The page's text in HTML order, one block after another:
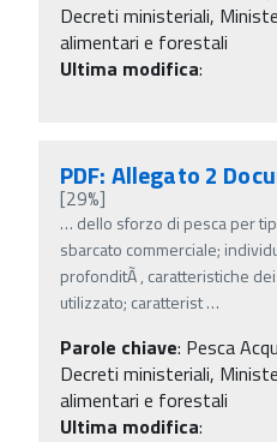
Decreti ministeriali,
alimentari e forestali
Ultima modifica:
PDF: Allegato 2
[29%]
… dello sforzo di pesca per
sbarcato commerciale;
profonditÃ , caratteristiche
utilizzato; caratterist…
Parole chiave: Pesca
Decreti ministeriali,
alimentari e forestali
Ultima modifica: